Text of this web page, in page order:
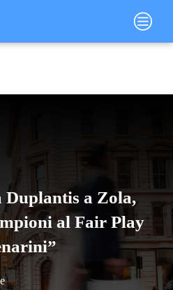
Main
Menu
Duplantis a Zola,
al Fair Play